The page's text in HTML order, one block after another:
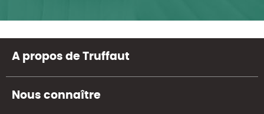
A propos de Truffaut
Nous connaître